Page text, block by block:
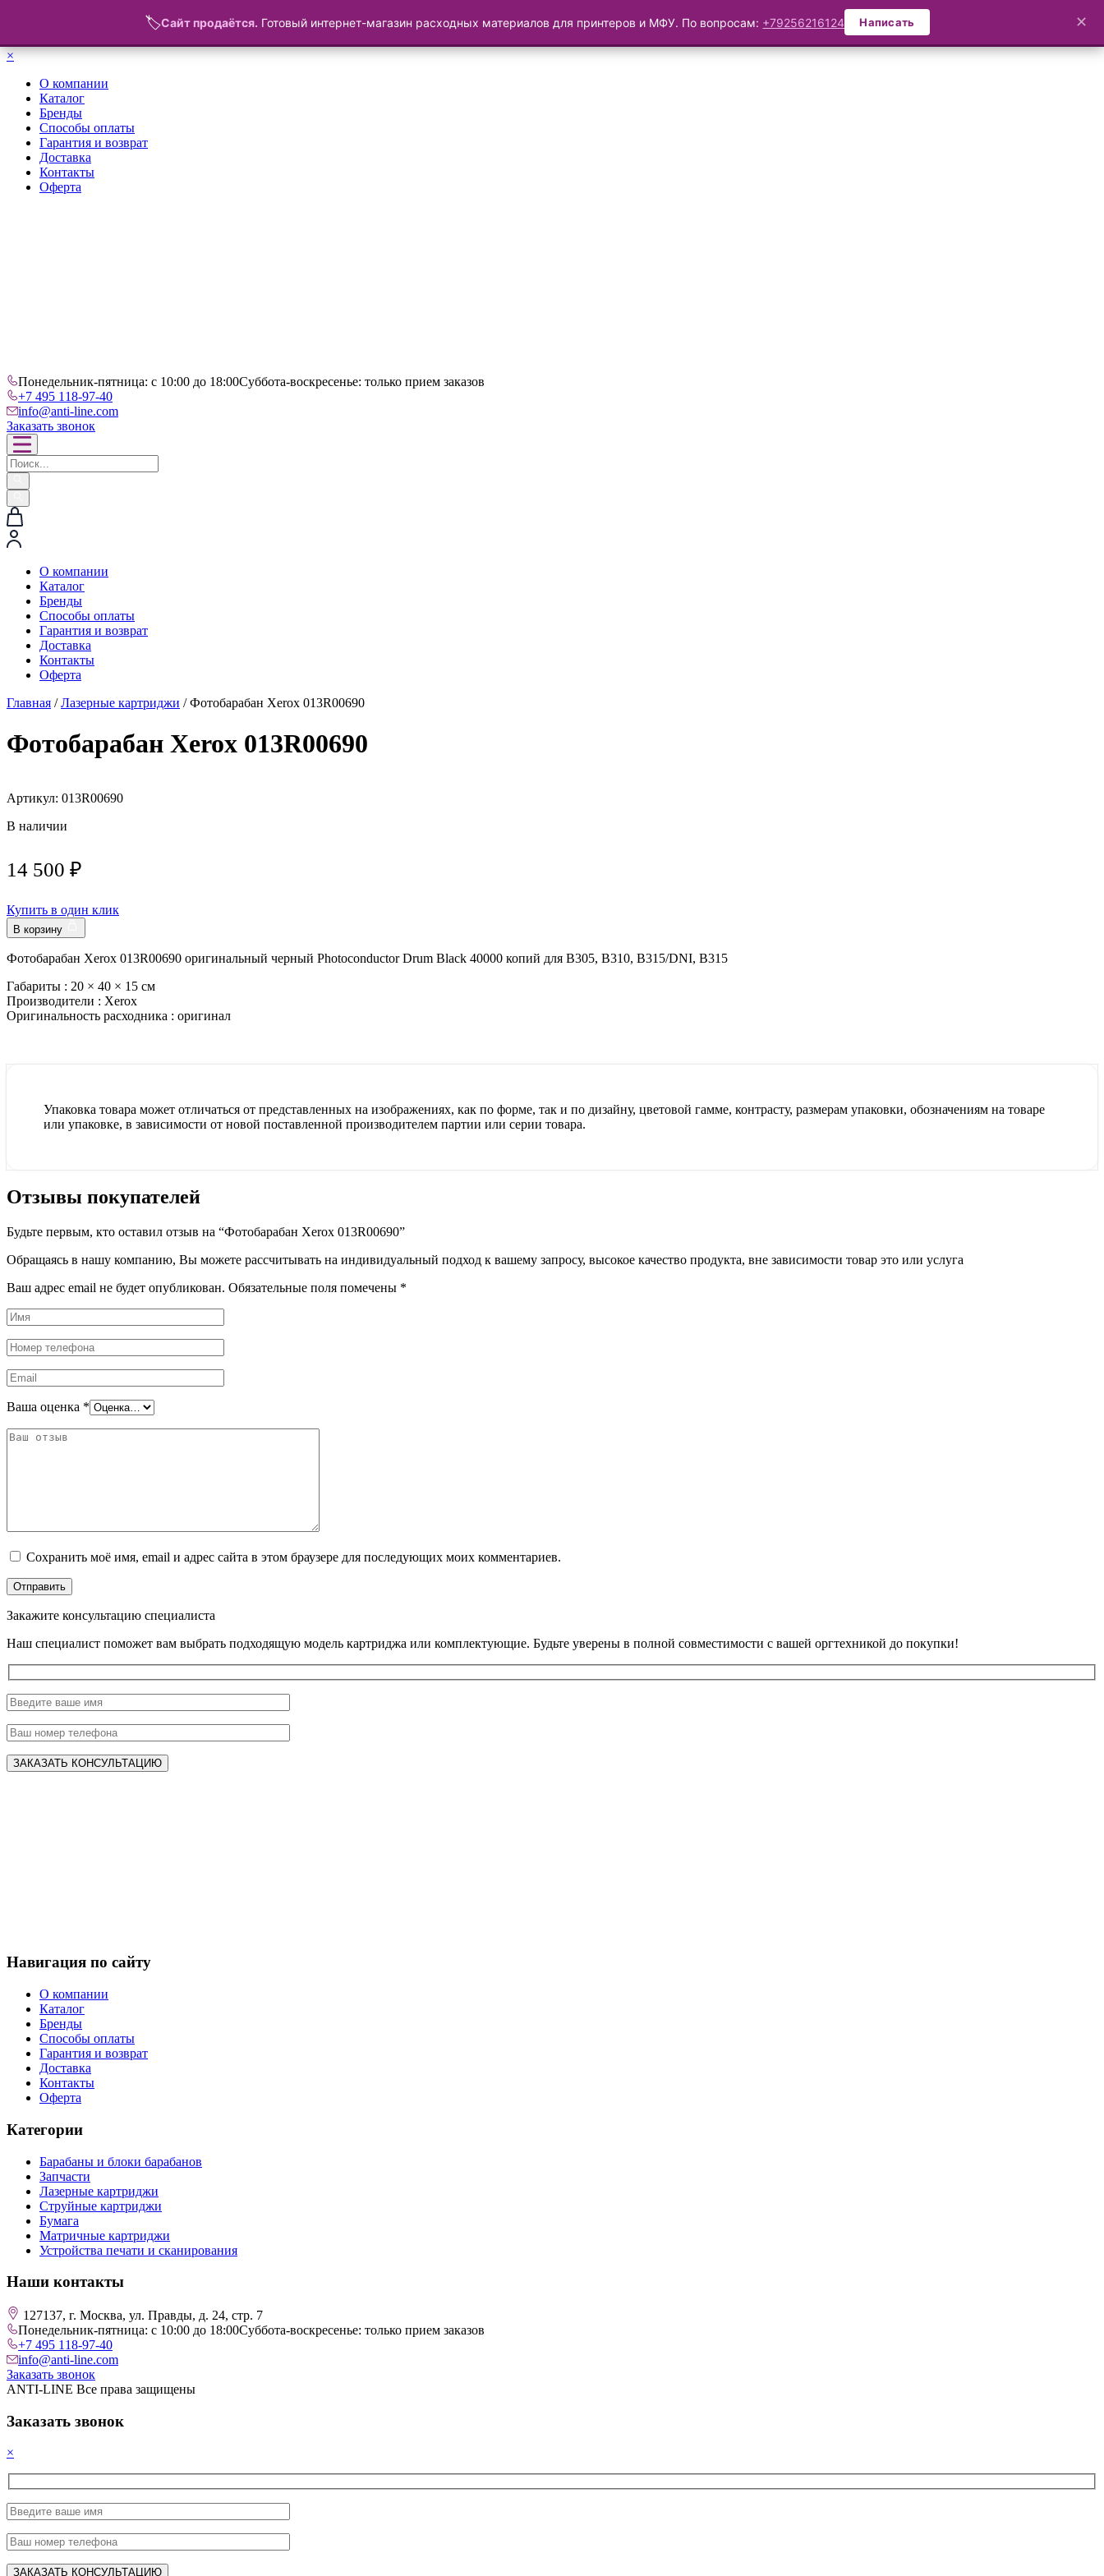
×
О компании
Каталог
Бренды
Способы оплаты
Гарантия и возврат
Доставка
Контакты
Оферта
Понедельник-пятница: с 10:00 до 18:00Суббота-воскресенье: только прием заказов
+7 495 118-97-40
info@anti-line.com
Заказать звонок
О компании
Каталог
Бренды
Способы оплаты
Гарантия и возврат
Доставка
Контакты
Оферта
Главная /Лазерные картриджи / Фотобарабан Xerox 013R00690
Фотобарабан Xerox 013R00690
Артикул: 013R00690
В наличии
14 500 ₽
Купить в один клик
В корзину
Фотобарабан Xerox 013R00690 оригинальный черный Photoconductor Drum Black 40000 копий для B305, B310, B315/DNI, B315
Габариты : 20 × 40 × 15 см
Производители : Xerox
Оригинальность расходника : оригинал
Упаковка товара может отличаться от представленных на изображениях, как по форме, так и по дизайну, цветовой гамме, контрасту, размерам упаковки, обозначениям на товаре
или упаковке, в зависимости от новой поставленной производителем партии или серии товара.
Отзывы покупателей
Будьте первым, кто оставил отзыв на “Фотобарабан Xerox 013R00690”
Обращаясь в нашу компанию, Вы можете рассчитывать на индивидуальный подход к вашему запросу, высокое качество продукта, вне зависимости товар это или услуга
Ваш адрес email не будет опубликован. Обязательные поля помечены *
Ваша оценка *
Сохранить моё имя, email и адрес сайта в этом браузере для последующих моих комментариев.
Закажите консультацию специалиста
Наш специалист поможет вам выбрать подходящую модель картриджа или комплектующие. Будьте уверены в полной совместимости с вашей оргтехникой до покупки!
Навигация по сайту
О компании
Каталог
Бренды
Способы оплаты
Гарантия и возврат
Доставка
Контакты
Оферта
Категории
Барабаны и блоки барабанов
Запчасти
Лазерные картриджи
Струйные картриджи
Бумага
Матричные картриджи
Устройства печати и сканирования
Наши контакты
127137, г. Москва, ул. Правды, д. 24, стр. 7
Понедельник-пятница: с 10:00 до 18:00Суббота-воскресенье: только прием заказов
+7 495 118-97-40
info@anti-line.com
Заказать звонок
ANTI-LINE Все права защищены
Заказать звонок
×
🏷️Сайт продаётся. Готовый интернет-магазин расходных материалов для принтеров и МФУ. По вопросам: +79256216124 Написать ✕